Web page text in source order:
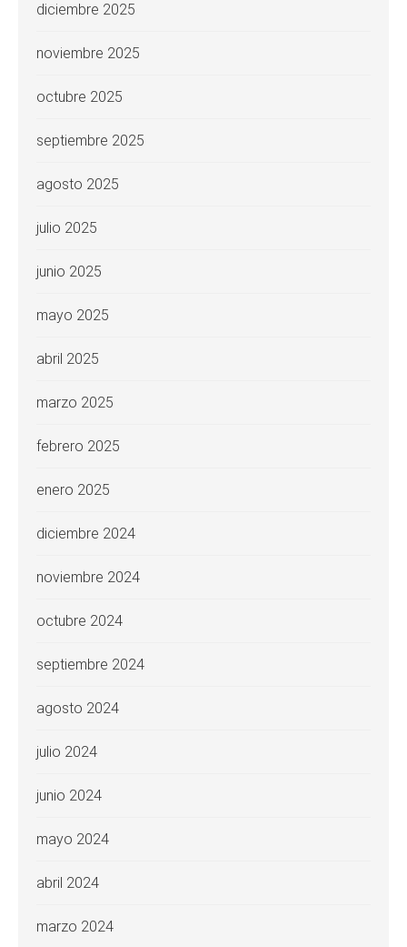
diciembre 2025
noviembre 2025
octubre 2025
septiembre 2025
agosto 2025
julio 2025
junio 2025
mayo 2025
abril 2025
marzo 2025
febrero 2025
enero 2025
diciembre 2024
noviembre 2024
octubre 2024
septiembre 2024
agosto 2024
julio 2024
junio 2024
mayo 2024
abril 2024
marzo 2024